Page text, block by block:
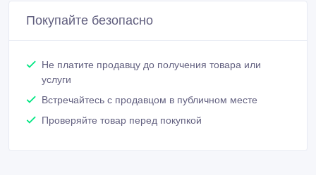
Покупайте безопасно
Не платите продавцу до получения товара или
услуги
Встречайтесь с продавцом в публичном месте
Проверяйте товар перед покупкой